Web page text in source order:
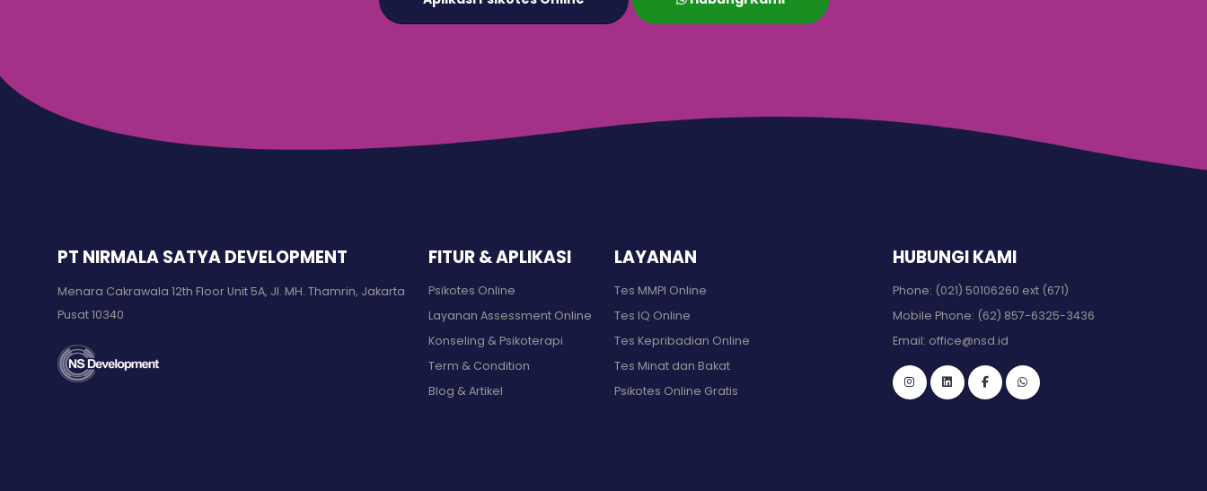
PT NIRMALA SATYA DEVELOPMENT
Menara Cakrawala 12th Floor Unit 5A, Jl. MH. Thamrin, Jakarta
Pusat 10340
FITUR & APLIKASI
Psikotes Online
Layanan Assessment Online
Konseling & Psikoterapi
Term & Condition
Blog & Artikel
LAYANAN
Tes MMPI Online
Tes IQ Online
Tes Kepribadian Online
Tes Minat dan Bakat
Psikotes Online Gratis
HUBUNGI KAMI
Phone: (021) 50106260 ext (671)
Mobile Phone: (62) 857-6325-3436
Email: office@nsd.id